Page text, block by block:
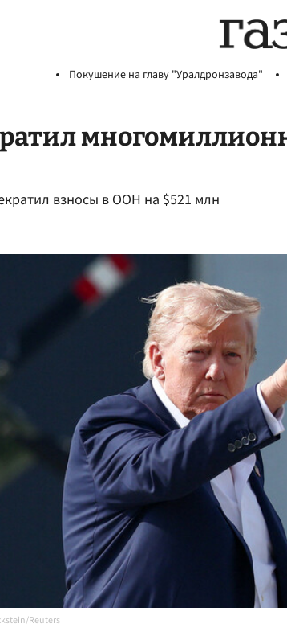
Покушение на главу "Уралдронзавода"
взносы в ООН на $521 млн
Reuters